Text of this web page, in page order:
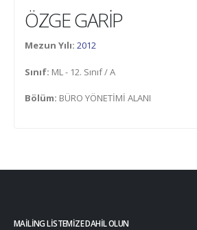
ÖZGE GARİP
Mezun Yılı: 2012
Sınıf: ML - 12. Sınıf / A
Bölüm: BÜRO YÖNETİMİ ALANI
MAILING LISTEMIZE DAHIL OLUN